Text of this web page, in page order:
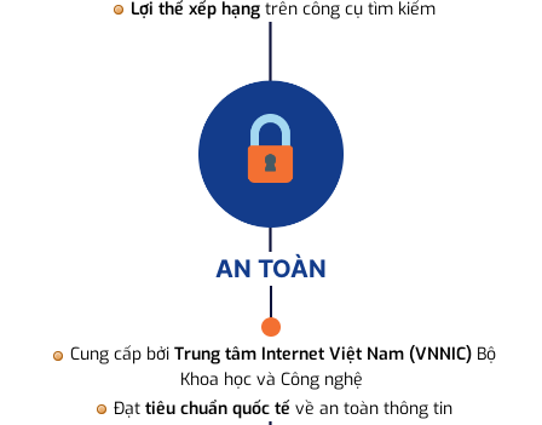
Lợi thế xếp hạng trên công cụ tìm kiếm
AN TOÀN
Cung cấp bởi Trung tâm Internet Việt Nam (VNNIC) Bộ
Khoa học và Công nghệ
Đạt tiêu chuẩn quốc tế về an toàn thông tin